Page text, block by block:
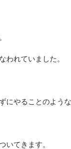
われていました。
。
ずにやることの
ついてきます。